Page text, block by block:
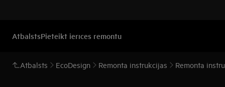
AtbalstsPieteikt ierīces remontu
Atbalsts EcoDesign Remonta instrukcijas Remonta